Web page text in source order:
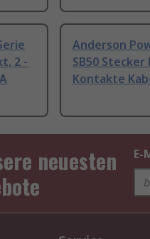
2 -
Anderson
SB50
Kontakte
neuesten